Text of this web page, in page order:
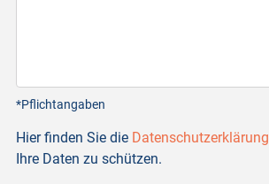
*Pflichtangaben
Hier finden Sie die Datenschutzerklärung
Ihre Daten zu schützen.